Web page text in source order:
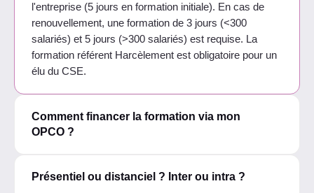
l'entreprise (5 jours en formation initiale). En cas de
renouvellement, une formation de 3 jours (<300
salariés) et 5 jours (>300 salariés) est requise. La
formation référent Harcèlement est obligatoire pour un
élu du CSE.
Comment financer la formation via mon
OPCO ?
Présentiel ou distanciel ? Inter ou intra ?